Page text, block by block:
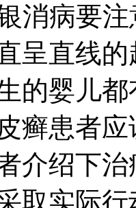
消病要注
呈直线
的婴儿
癣患者
介绍下
取实际